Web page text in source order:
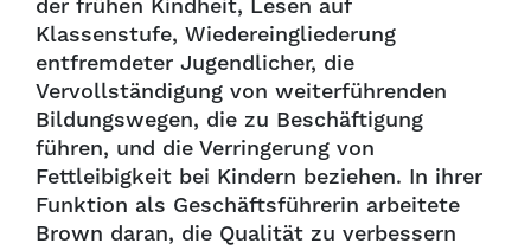
der frühen Kindheit, Lesen auf
Klassenstufe, Wiedereingliederung
entfremdeter Jugendlicher, die
Vervollständigung von weiterführenden
Bildungswegen, die zu Beschäftigung
führen, und die Verringerung von
Fettleibigkeit bei Kindern beziehen. In ihrer
Funktion als Geschäftsführerin arbeitete
Brown daran, die Qualität zu verbessern